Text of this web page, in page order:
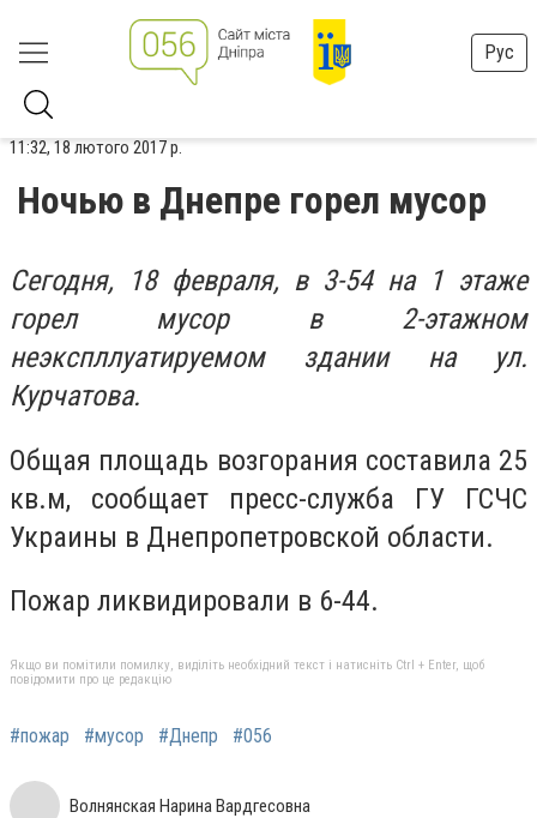
Рус
11:32, 18 лютого 2017 р.
Ночью в Днепре горел мусор
Сегодня, 18 февраля, в 3-54 на 1 этаже
горел мусор в 2-этажном
неэкспллуатируемом здании на ул.
Курчатова.
Общая площадь возгорания составила 25
кв.м, сообщает пресс-служба ГУ ГСЧС
Украины в Днепропетровской области.
Пожар ликвидировали в 6-44.
Якщо ви помітили помилку, виділіть необхідний текст і натисніть Ctrl + Enter, щоб
повідомити про це редакцію
#пожар #мусор #Днепр #056
Волнянская Нарина Вардгесовна